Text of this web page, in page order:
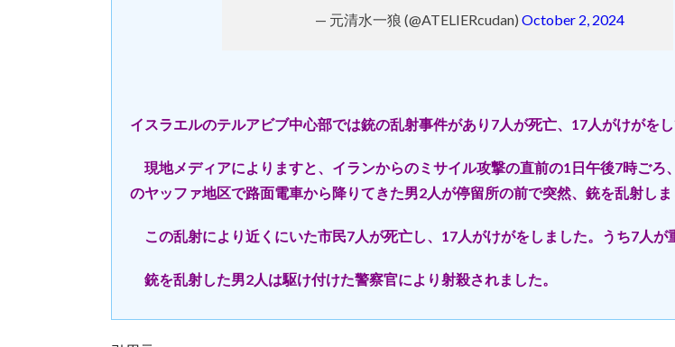
— 元清水一狼 (@ATELIERcudan)October 2, 2024
イスラエルのテルアビブ中心部では銃の乱射事件があり7人が死亡、17人がけがをし
現地メディアによりますと、イランからのミサイル攻撃の直前の1日午後7時ごろ
のヤッファ地区で路面電車から降りてきた男2人が停留所の前で突然、銃を乱射しま
この乱射により近くにいた市民7人が死亡し、17人がけがをしました。うち7人が
銃を乱射した男2人は駆け付けた警察官により射殺されました。